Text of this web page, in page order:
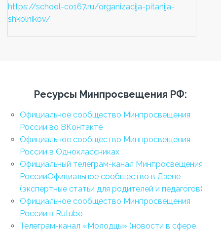
https://school-co167.ru/organizacija-pitanija-
shkolnikov/
Ресурсы Минпросвещения РФ:
Официальное сообщество Минпросвещения
России во ВКонтакте
Официальное сообщество Минпросвещения
России в Одноклассниках
Официальный телеграм-канал Минпросвещения
РоссииОфициальное сообщество в Дзене
(экспертные статьи для родителей и педагогов)
Официальное сообщество Минпросвещения
России в Rutube
Телеграм-канал «Молодцы» (новости в сфере